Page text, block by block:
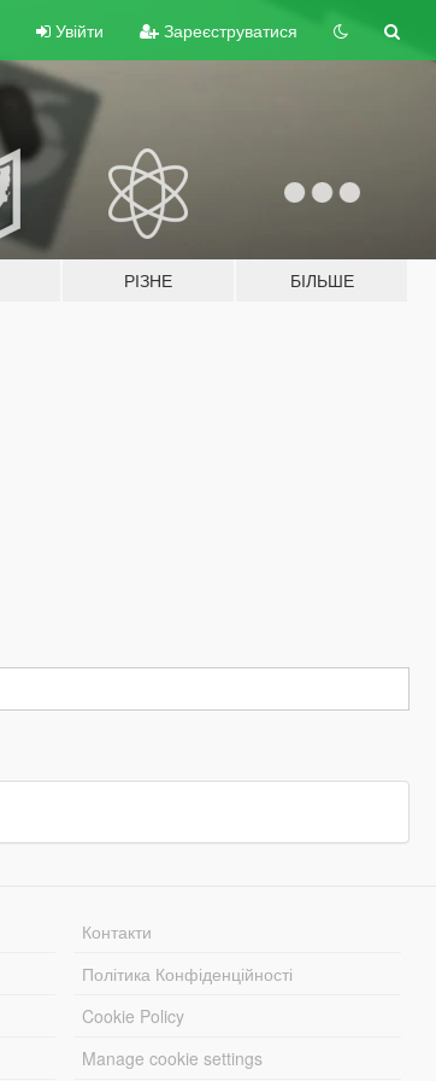
Увійти Зареєструватися
РІЗНЕ БІЛЬШЕ
Контакти
Політика Конфіденційності
Cookie Policy
Manage cookie settings